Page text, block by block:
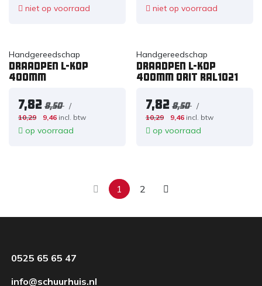
niet op voorraad niet op voorraad
Handgereedschap
Draadpen L-kop
400mm
7,82 8,50 /
10,29 9,46 incl. btw
op voorraad
Handgereedschap
Draadpen L-kop
400mm ORIT RAL1021
7,82 8,50 /
10,29 9,46 incl. btw
op voorraad
1 2
0525 65 65 47
info@schuurhuis.nl